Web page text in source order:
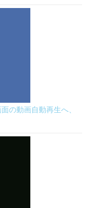
の動画自動再生へ、